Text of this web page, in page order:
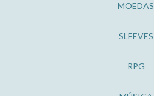
MOEDAS
SLEEVES
RPG